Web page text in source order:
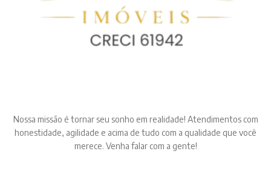
Nossa missão é tornar seu sonho em realidade! Atendimentos com
honestidade, agilidade e acima de tudo com a qualidade que você
merece. Venha falar com a gente!